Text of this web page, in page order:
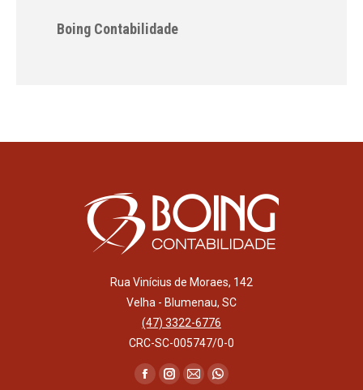
Boing Contabilidade
Rua Vinícius de Moraes, 142
Velha - Blumenau, SC
(47) 3322-6776
CRC-SC-005747/0-0
FacebookInstagram
Mail Whatsapp